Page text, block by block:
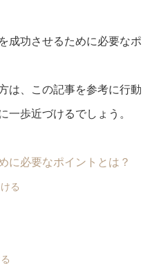
成功させるために必要なポ
は、 この記事を参考に行動
一歩近づけるでしょう。
に必要なポイントとは？
る